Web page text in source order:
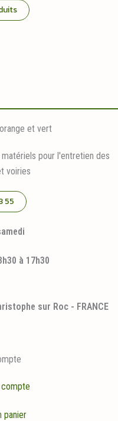
prix :
10,95 €
pour l'entretien des
voiries
55
à 17h30
sur Roc - FRANCE
panier